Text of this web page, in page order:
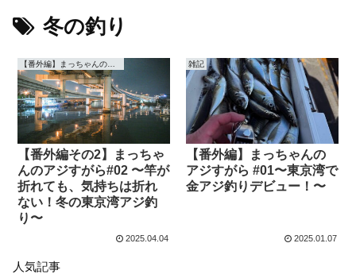
冬の釣り
【番外編その2】まっちゃ
んのアジすがら#02 〜竿が
折れても、気持ちは折れ
ない！冬の東京湾アジ釣
り〜
2025.04.04
雑記
【番外編】まっちゃんの
アジすがら #01〜東京湾で
金アジ釣りデビュー！〜
2025.01.07
人気記事